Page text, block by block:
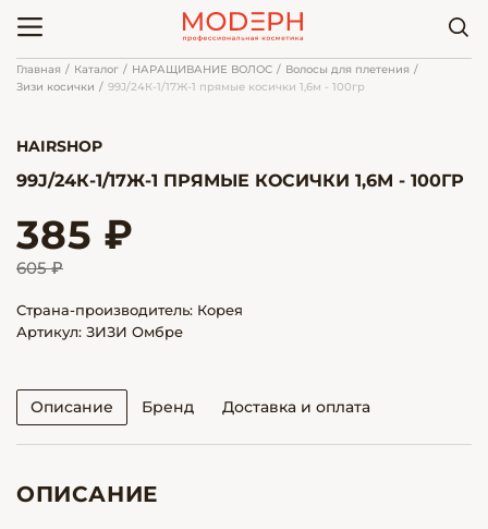
Главная Каталог НАРАЩИВАНИЕ ВОЛОС
Волосы для плетения
Зизи косички
99J/24К-1/17Ж-1 прямые косички 1,6м - 100гр
HAIRSHOP
99J/24К-1/17Ж-1 ПРЯМЫЕ КОСИЧКИ 1,6М - 100ГР
385 ₽
605 ₽
Страна-производитель: Корея
Артикул: ЗИЗИ Омбре
Описание Бренд Доставка и оплата
ОПИСАНИЕ